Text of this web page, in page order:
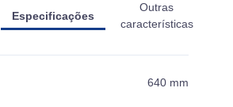
Especificações
Outras
características
640 mm